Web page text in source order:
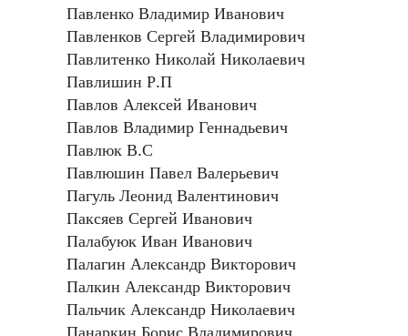
Павленко Владимир Иванович
Павленков Сергей Владимирович
Павлитенко Николай Николаевич
Павлишин Р.П
Павлов Алексей Иванович
Павлов Владимир Геннадьевич
Павлюк В.С
Павлюшин Павел Валерьевич
Пагуль Леонид Валентинович
Паксяев Сергей Иванович
Палабуюк Иван Иванович
Палагин Александр Викторович
Палкин Александр Викторович
Пальчик Александр Николаевич
Панаркин Борис Владимирович